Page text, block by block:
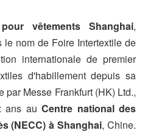
vêtements Shanghai,
nom de Foire Intertextile de
internationale de premier
d'habillement depuis sa
par Messe Frankfurt (HK) Ltd.,
ans au Centre national des
(NECC) à Shanghai, Chine.